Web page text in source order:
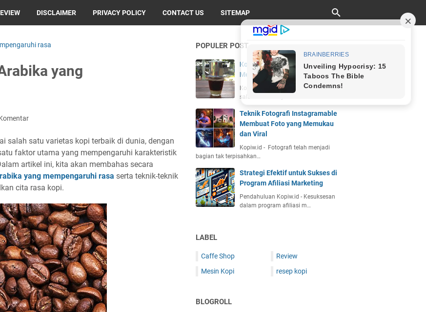
DISCLAIMER PRIVACY POLICY CONTACT US SITEMAP
rasa
yang
salah satu varietas kopi terbaik di dunia, dengan
faktor utama yang mempengaruhi karakteristik
artikel ini, kita akan membahas secara
yang mempengaruhi rasa serta teknik-teknik
cita rasa kopi.
POPULER POST
Kopi Vietnam Drip: Sejarah, Cara
Membuat, dan Cita Rasa Unik
Kopiw.id - Kopi Vietnam drip adalah
salah satu kekayaan bu…
Teknik Fotografi Instagramable
Membuat Foto yang Memukau
dan Viral
Kopiw.id - Fotografi telah menjadi
bagian tak terpisahkan…
Strategi Efektif untuk Sukses di
Program Afiliasi Marketing
Pendahuluan Kopiw.id - Kesuksesan
dalam program afiliasi m…
LABEL
Caffe Shop
Mesin Kopi
Review
resep kopi
BLOGROLL